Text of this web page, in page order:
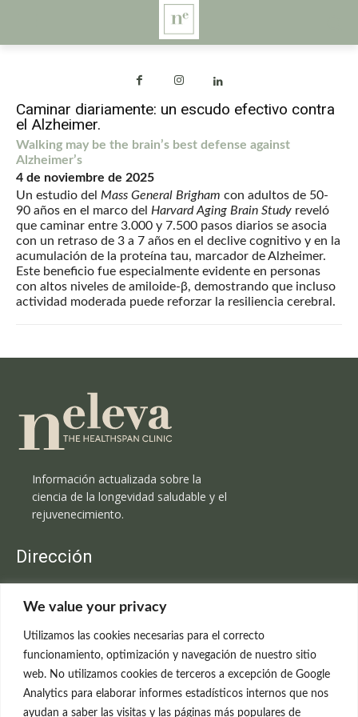
We value your privacy
Utilizamos las cookies necesarias para el correcto
funcionamiento, optimización y navegación de nuestro sitio
web. No utilizamos cookies de terceros a excepción de Google
Analytics para elaborar informes estadísticos internos que nos
ayudan a saber las visitas y las páginas más populares de
Caminar diariamente: un escudo efectivo contra
el Alzheimer.
Walking may be the brain’s best defense against
Alzheimer’s
4 de noviembre de 2025
Un estudio del Mass General Brigham con adultos de 50-
90 años en el marco del Harvard Aging Brain Study reveló
que caminar entre 3.000 y 7.500 pasos diarios se asocia
con un retraso de 3 a 7 años en el declive cognitivo y en la
acumulación de la proteína tau, marcador de Alzheimer.
Este beneficio fue especialmente evidente en personas
con altos niveles de amiloide-β, demostrando que incluso
actividad moderada puede reforzar la resiliencia cerebral.
Información actualizada sobre la
ciencia de la longevidad saludable y el
rejuvenecimiento.
Dirección
C/Claudio Coello, 19 - 1º
699 595 619
rejuvenecimiento@clinicaneleva.com